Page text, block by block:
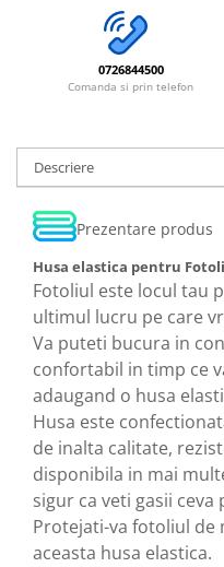
0726844500
Comanda si prin telefon
Descriere
Prezentare produs
Husa elastica pentru
Fotoliul este locul tau
ultimul lucru pe care
Va puteti bucura in
confortabil in timp ce
adaugand o husa
Husa este
de inalta calitate,
disponibila in mai
sigur ca veti gasii ceva
Protejati-va fotoliul de
aceasta husa elastica.